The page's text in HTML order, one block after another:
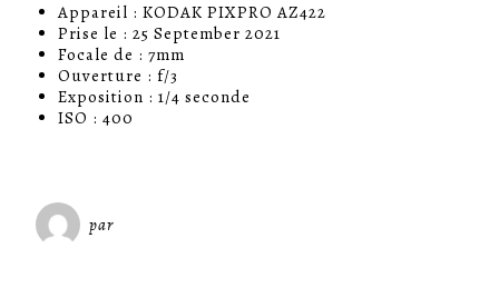
Appareil : KODAK PIXPRO AZ422
Prise le : 25 September 2021
Focale de : 7mm
Ouverture : f/3
Exposition : 1/4 seconde
ISO : 400
par